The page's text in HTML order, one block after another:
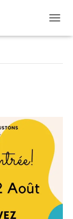
É
I
I
G
N